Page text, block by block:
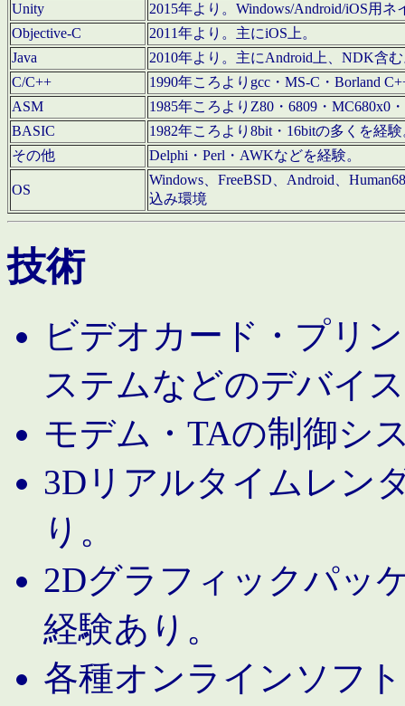
Unity
2015年より。Windows/Android/iOS用
Objective-C
2011年より。主にiOS上。
Java
2010年より。主にAndroid上、NDK含
C/C++
1990年ころよりgcc・MS-C・Borland
ASM
1985年ころよりZ80・6809・MC680x0
BASIC
1982年ころより8bit・16bitの多くを経
その他
Delphi・Perl・AWKなどを経験。
OS
Windows、FreeBSD、Android、
込み環境
技術
ビデオカード・プリ
ステムなどのデバイ
モデム・TAの制御シ
3Dリアルタイムレン
り。
2Dグラフィックパッ
経験あり。
各種オンラインソフ